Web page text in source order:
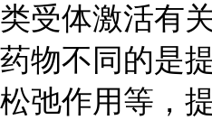
类受体激活有
药物不同的是
松弛作用等，